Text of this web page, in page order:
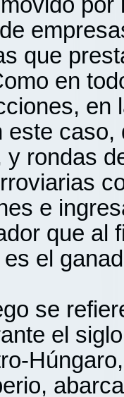
que
en
en
este
y rondas
e
que al
el
se
el